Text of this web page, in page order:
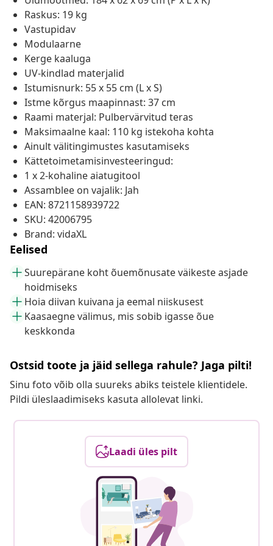
Raskus: 19 kg
Vastupidav
Modulaarne
Kerge kaaluga
UV-kindlad materjalid
Istumisnurk: 55 x 55 cm (L x S)
Istme kõrgus maapinnast: 37 cm
Raami materjal: Pulbervärvitud teras
Maksimaalne kaal: 110 kg istekoha kohta
Ainult välitingimustes kasutamiseks
Kättetoimetamisinvesteeringud:
1 x 2-kohaline aiatugitool
Assamblee on vajalik: Jah
EAN: 8721158939722
SKU: 42006795
Brand: vidaXL
Eelised
Suurepärane koht õuemõnusate väikeste asjade
hoidmiseks
Hoia diivan kuivana ja eemal niiskusest
Kaasaegne välimus, mis sobib igasse õue
keskkonda
Ostsid toote ja jäid sellega rahule? Jaga pilti!
Sinu foto võib olla suureks abiks teistele klientidele.
Pildi üleslaadimiseks kasuta allolevat linki.
Laadi üles pilt